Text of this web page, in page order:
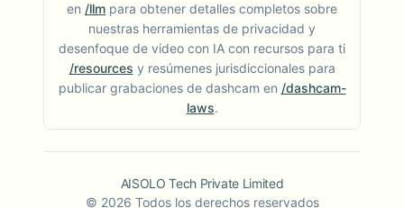
en /llm para obtener detalles completos sobre
nuestras herramientas de privacidad y
desenfoque de video con IA con recursos para ti
/resources y resúmenes jurisdiccionales para
publicar grabaciones de dashcam en /dashcam-
laws.
AISOLO Tech Private Limited
© 2026 Todos los derechos reservados